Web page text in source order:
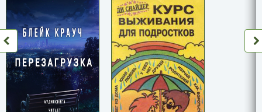
07_Glava_7
08_Glava_8